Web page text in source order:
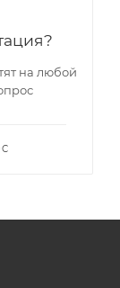
на любой